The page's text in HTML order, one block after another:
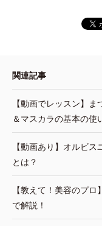
関連記事
【動画でレッスン】
＆マスカラの基本の
【動画あり】オルビ
とは？
【教えて！美容のプ
で解説！